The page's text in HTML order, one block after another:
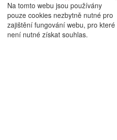
Na tomto webu jsou používány
pouze cookies nezbytně nutné pro
zajištění fungování webu, pro které
není nutné získat souhlas.